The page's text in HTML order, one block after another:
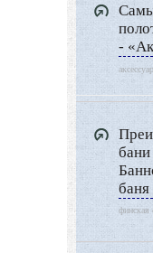
-
финская